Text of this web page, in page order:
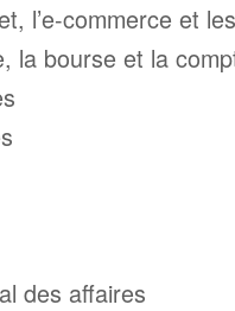
l’e-commerce et
la bourse et la
des affaires